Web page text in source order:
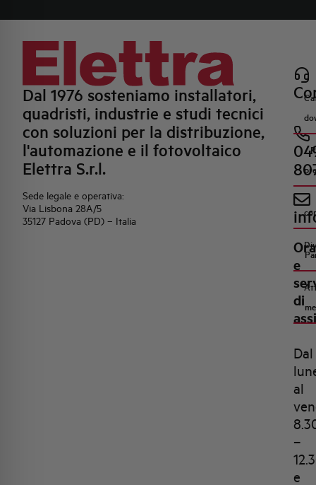
Dal 1976 sosteniamo installatori,
quadristi, industrie e studi tecnici
con soluzioni per la distribuzione,
l'automazione e il fotovoltaico
Elettra S.r.l.
Sede legale e operativa:
Via Lisbona 28A/5
35127 Padova (PD) – Italia
e
di
Dal
al
–
e